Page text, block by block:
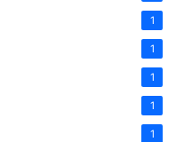
1
1
1
1
1